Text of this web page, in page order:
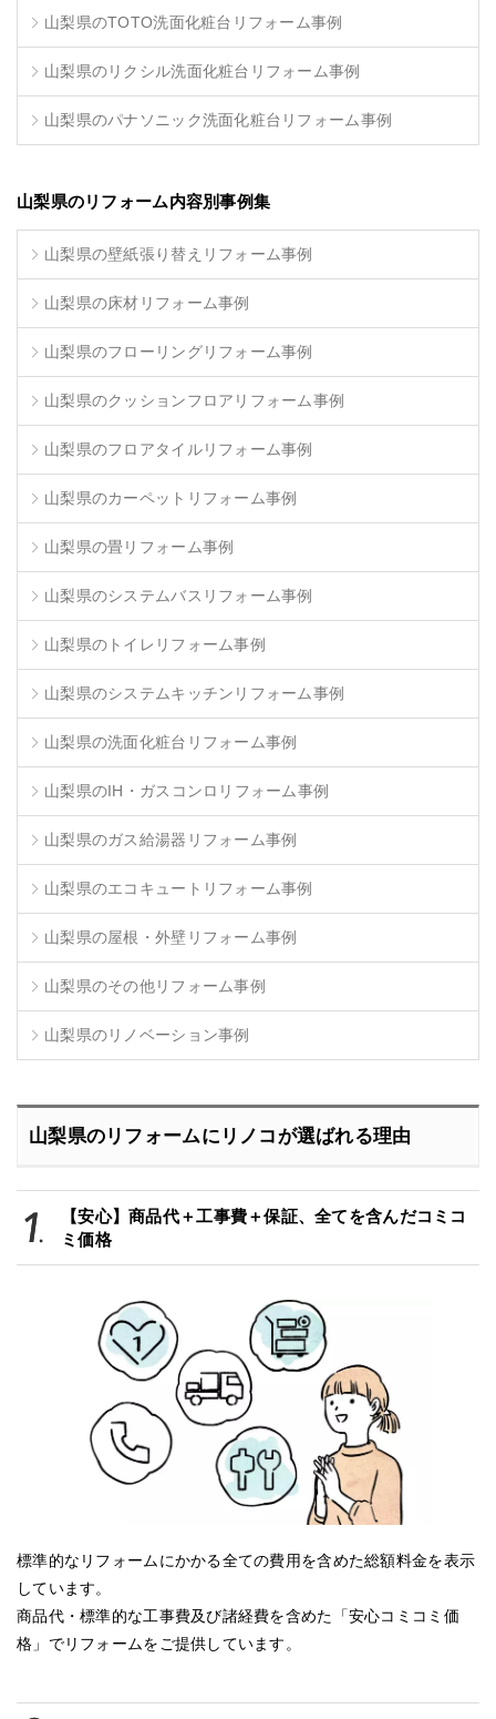
山梨県のTOTO洗面化粧台リフォーム事例
山梨県のリクシル洗面化粧台リフォーム事例
山梨県のパナソニック洗面化粧台リフォーム事例
山梨県のリフォーム内容別事例集
山梨県の壁紙張り替えリフォーム事例
山梨県の床材リフォーム事例
山梨県のフローリングリフォーム事例
山梨県のクッションフロアリフォーム事例
山梨県のフロアタイルリフォーム事例
山梨県のカーペットリフォーム事例
山梨県の畳リフォーム事例
山梨県のシステムバスリフォーム事例
山梨県のトイレリフォーム事例
山梨県のシステムキッチンリフォーム事例
山梨県の洗面化粧台リフォーム事例
山梨県のIH・ガスコンロリフォーム事例
山梨県のガス給湯器リフォーム事例
山梨県のエコキュートリフォーム事例
山梨県の屋根・外壁リフォーム事例
山梨県のその他リフォーム事例
山梨県のリノベーション事例
山梨県のリフォームにリノコが選ばれる理由
【安心】商品代＋工事費＋保証、全てを含んだコミコ
ミ価格
標準的なリフォームにかかる全ての費用を含めた総額料金を表示
しています。
商品代・標準的な工事費及び諸経費を含めた「安心コミコミ価
格」でリフォームをご提供しています。